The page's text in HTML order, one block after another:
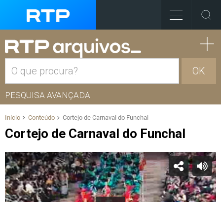
OK
PESQUISA AVANÇADA
Início Conteúdo Cortejo de Carnaval do Funchal
Cortejo de Carnaval do Funchal